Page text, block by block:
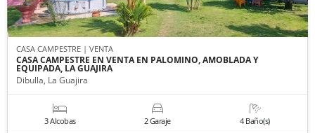
CASA CAMPESTRE | VENTA
CASA CAMPESTRE EN VENTA EN PALOMINO, AMOBLADA Y
EQUIPADA, LA GUAJIRA
Dibulla, La Guajira
3 Alcobas 2 Garaje 4 Baño(s)